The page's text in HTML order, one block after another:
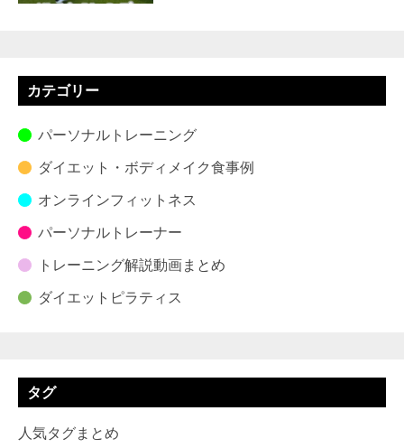
カテゴリー
パーソナルトレーニング
ダイエット・ボディメイク食事例
オンラインフィットネス
パーソナルトレーナー
トレーニング解説動画まとめ
ダイエットピラティス
タグ
人気タグまとめ